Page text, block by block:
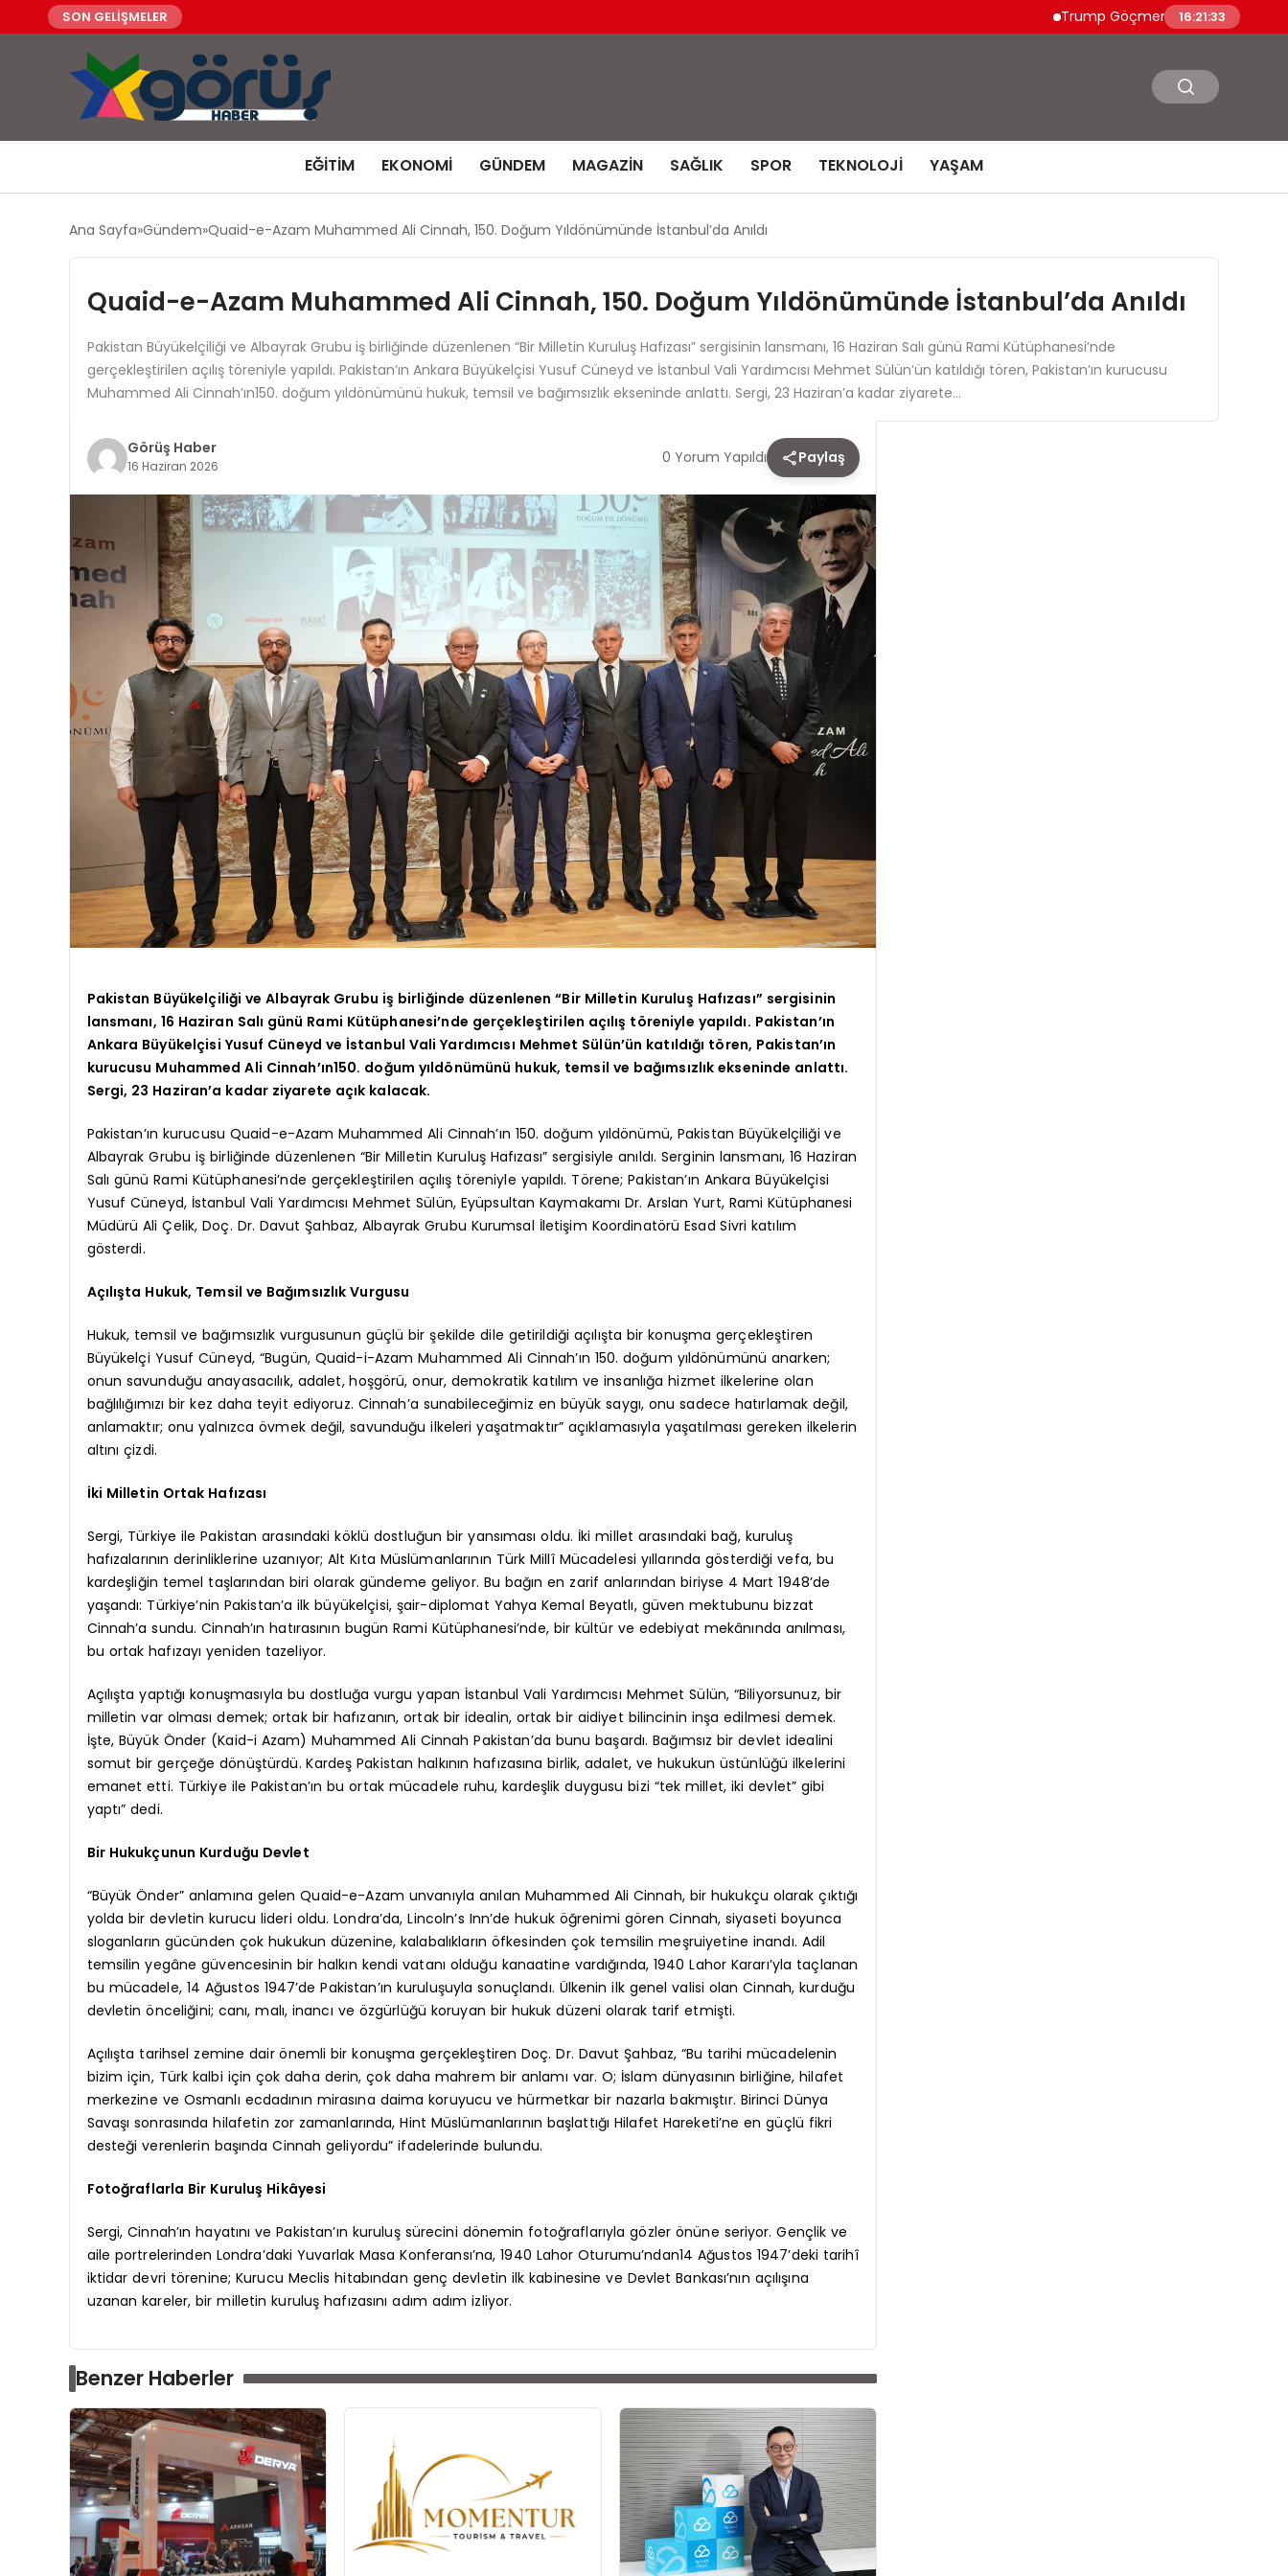
SON GELİŞMELER Trump Göçmen Kamyon Şoförleri
16:21:34
EĞITIM EKONOMI GÜNDEM MAGAZIN SAĞLIK SPOR TEKNOLOJI YAŞAM
Ana Sayfa Gündem Quaid-e-Azam Muhammed Ali Cinnah, 150. Doğum Yıldönümünde İstanbul’da Anıldı
Quaid-e-Azam Muhammed Ali Cinnah, 150. Doğum Yıldönümünde İstanbul’da Anıldı
Pakistan Büyükelçiliği ve Albayrak Grubu iş birliğinde düzenlenen “Bir Milletin Kuruluş Hafızası” sergisinin lansmanı, 16 Haziran Salı günü Rami Kütüphanesi’nde
gerçekleştirilen açılış töreniyle yapıldı. Pakistan’ın Ankara Büyükelçisi Yusuf Cüneyd ve İstanbul Vali Yardımcısı Mehmet Sülün’ün katıldığı tören, Pakistan’ın kurucusu
Muhammed Ali Cinnah’ın150. doğum yıldönümünü hukuk, temsil ve bağımsızlık ekseninde anlattı. Sergi, 23 Haziran’a kadar ziyarete…
Görüş Haber
16 Haziran 2026 0 Yorum Yapıldı Paylaş
Pakistan Büyükelçiliği ve Albayrak Grubu iş birliğinde düzenlenen “Bir Milletin Kuruluş Hafızası” sergisinin
lansmanı, 16 Haziran Salı günü Rami Kütüphanesi’nde gerçekleştirilen açılış töreniyle yapıldı. Pakistan’ın
Ankara Büyükelçisi Yusuf Cüneyd ve İstanbul Vali Yardımcısı Mehmet Sülün’ün katıldığı tören, Pakistan’ın
kurucusu Muhammed Ali Cinnah’ın150. doğum yıldönümünü hukuk, temsil ve bağımsızlık ekseninde anlattı.
Sergi, 23 Haziran’a kadar ziyarete açık kalacak.
Pakistan’ın kurucusu Quaid-e-Azam Muhammed Ali Cinnah’ın 150. doğum yıldönümü, Pakistan Büyükelçiliği ve
Albayrak Grubu iş birliğinde düzenlenen “Bir Milletin Kuruluş Hafızası” sergisiyle anıldı. Serginin lansmanı, 16 Haziran
Salı günü Rami Kütüphanesi’nde gerçekleştirilen açılış töreniyle yapıldı. Törene; Pakistan’ın Ankara Büyükelçisi
Yusuf Cüneyd, İstanbul Vali Yardımcısı Mehmet Sülün, Eyüpsultan Kaymakamı Dr. Arslan Yurt, Rami Kütüphanesi
Müdürü Ali Çelik, Doç. Dr. Davut Şahbaz, Albayrak Grubu Kurumsal İletişim Koordinatörü Esad Sivri katılım
gösterdi.
Açılışta Hukuk, Temsil ve Bağımsızlık Vurgusu
Hukuk, temsil ve bağımsızlık vurgusunun güçlü bir şekilde dile getirildiği açılışta bir konuşma gerçekleştiren
Büyükelçi Yusuf Cüneyd, “Bugün, Quaid-i-Azam Muhammed Ali Cinnah’ın 150. doğum yıldönümünü anarken;
onun savunduğu anayasacılık, adalet, hoşgörü, onur, demokratik katılım ve insanlığa hizmet ilkelerine olan
bağlılığımızı bir kez daha teyit ediyoruz. Cinnah’a sunabileceğimiz en büyük saygı, onu sadece hatırlamak değil,
anlamaktır; onu yalnızca övmek değil, savunduğu ilkeleri yaşatmaktır” açıklamasıyla yaşatılması gereken ilkelerin
altını çizdi.
İki Milletin Ortak Hafızası
Sergi, Türkiye ile Pakistan arasındaki köklü dostluğun bir yansıması oldu. İki millet arasındaki bağ, kuruluş
hafızalarının derinliklerine uzanıyor; Alt Kıta Müslümanlarının Türk Millî Mücadelesi yıllarında gösterdiği vefa, bu
kardeşliğin temel taşlarından biri olarak gündeme geliyor. Bu bağın en zarif anlarından biriyse 4 Mart 1948’de
yaşandı: Türkiye’nin Pakistan’a ilk büyükelçisi, şair-diplomat Yahya Kemal Beyatlı, güven mektubunu bizzat
Cinnah’a sundu. Cinnah’ın hatırasının bugün Rami Kütüphanesi’nde, bir kültür ve edebiyat mekânında anılması,
bu ortak hafızayı yeniden tazeliyor.
Açılışta yaptığı konuşmasıyla bu dostluğa vurgu yapan İstanbul Vali Yardımcısı Mehmet Sülün, “Biliyorsunuz, bir
milletin var olması demek; ortak bir hafızanın, ortak bir idealin, ortak bir aidiyet bilincinin inşa edilmesi demek.
İşte, Büyük Önder (Kaid-i Azam) Muhammed Ali Cinnah Pakistan’da bunu başardı. Bağımsız bir devlet idealini
somut bir gerçeğe dönüştürdü. Kardeş Pakistan halkının hafızasına birlik, adalet, ve hukukun üstünlüğü ilkelerini
emanet etti. Türkiye ile Pakistan’ın bu ortak mücadele ruhu, kardeşlik duygusu bizi “tek millet, iki devlet” gibi
yaptı” dedi.
Bir Hukukçunun Kurduğu Devlet
“Büyük Önder” anlamına gelen Quaid-e-Azam unvanıyla anılan Muhammed Ali Cinnah, bir hukukçu olarak çıktığı
yolda bir devletin kurucu lideri oldu. Londra’da, Lincoln’s Inn’de hukuk öğrenimi gören Cinnah, siyaseti boyunca
sloganların gücünden çok hukukun düzenine, kalabalıkların öfkesinden çok temsilin meşruiyetine inandı. Adil
temsilin yegâne güvencesinin bir halkın kendi vatanı olduğu kanaatine vardığında, 1940 Lahor Kararı’yla taçlanan
bu mücadele, 14 Ağustos 1947’de Pakistan’ın kuruluşuyla sonuçlandı. Ülkenin ilk genel valisi olan Cinnah, kurduğu
devletin önceliğini; canı, malı, inancı ve özgürlüğü koruyan bir hukuk düzeni olarak tarif etmişti.
Açılışta tarihsel zemine dair önemli bir konuşma gerçekleştiren Doç. Dr. Davut Şahbaz, “Bu tarihi mücadelenin
bizim için, Türk kalbi için çok daha derin, çok daha mahrem bir anlamı var. O; İslam dünyasının birliğine, hilafet
merkezine ve Osmanlı ecdadının mirasına daima koruyucu ve hürmetkar bir nazarla bakmıştır. Birinci Dünya
Savaşı sonrasında hilafetin zor zamanlarında, Hint Müslümanlarının başlattığı Hilafet Hareketi’ne en güçlü fikri
desteği verenlerin başında Cinnah geliyordu” ifadelerinde bulundu.
Fotoğraflarla Bir Kuruluş Hikâyesi
Sergi, Cinnah’ın hayatını ve Pakistan’ın kuruluş sürecini dönemin fotoğraflarıyla gözler önüne seriyor. Gençlik ve
aile portrelerinden Londra’daki Yuvarlak Masa Konferansı’na, 1940 Lahor Oturumu’ndan14 Ağustos 1947’deki tarihî
iktidar devri törenine; Kurucu Meclis hitabından genç devletin ilk kabinesine ve Devlet Bankası’nın açılışına
uzanan kareler, bir milletin kuruluş hafızasını adım adım izliyor.
Benzer Haberler